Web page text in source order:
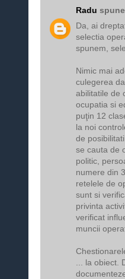
Radu
Da, ai
selectia
spunem,
Nimic mai
culegerea
abilitatile de
ocupatia si
puţin 12
la noi
de
se cauta de
politic,
numere din
retelele de
sunt si
privinta
verificat
muncii
... la